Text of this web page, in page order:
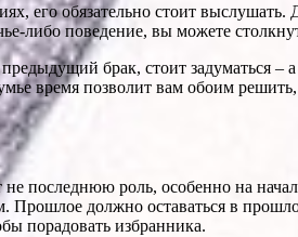
его обязательно стоит
либо поведение, вы можете
брак, стоит
время позволит вам обоим
последнюю роль, особенно на
Прошлое должно оставаться в
порадовать избранника.